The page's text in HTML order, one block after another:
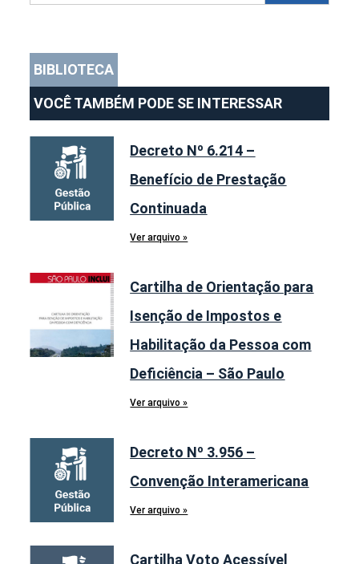
BIBLIOTECA
VOCÊ TAMBÉM PODE SE INTERESSAR
Decreto Nº 6.214 –
Benefício de Prestação
Continuada
Ver arquivo »
Cartilha de Orientação para
Isenção de Impostos e
Habilitação da Pessoa com
Deficiência – São Paulo
Ver arquivo »
Decreto Nº 3.956 –
Convenção Interamericana
Ver arquivo »
Cartilha Voto Acessível